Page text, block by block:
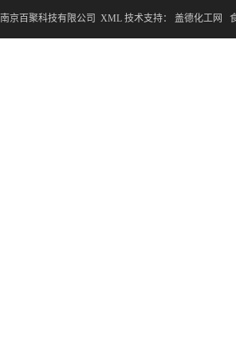
南京百聚科技有限公司 XML 技术支持： 盖德化工网